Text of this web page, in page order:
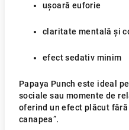
ușoară euforie
claritate mentală și
efect sedativ minim
Papaya Punch este ideal
sociale sau momente de
oferind un efect plăcut fără
canapea”.